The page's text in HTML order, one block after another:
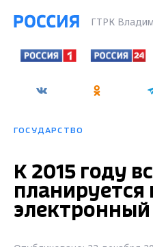
ГТРК
ГОСУДАРСТВО
К 2015 году
планируется